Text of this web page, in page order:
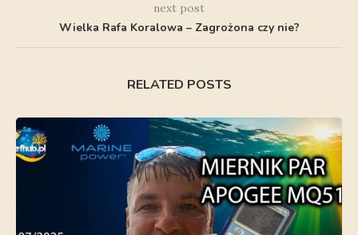
next post
Wielka Rafa Koralowa – Zagrożona czy nie?
RELATED POSTS